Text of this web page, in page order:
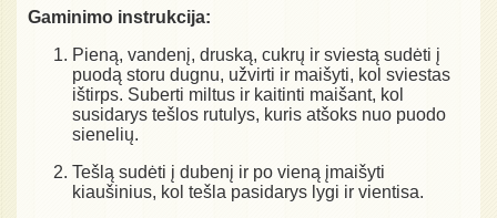
Gaminimo instrukcija:
Pieną, vandenį, druską, cukrų ir sviestą sudėti į
puodą storu dugnu, užvirti ir maišyti, kol sviestas
ištirps. Suberti miltus ir kaitinti maišant, kol
susidarys tešlos rutulys, kuris atšoks nuo puodo
sienelių.
Tešlą sudėti į dubenį ir po vieną įmaišyti
kiaušinius, kol tešla pasidarys lygi ir vientisa.